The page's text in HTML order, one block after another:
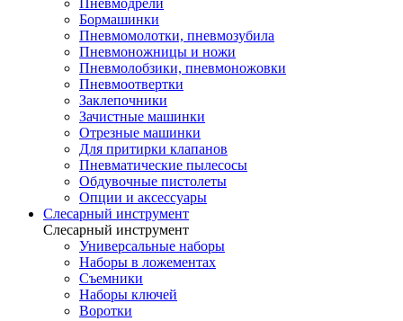
Пневмодрели
Бормашинки
Пневмомолотки, пневмозубила
Пневмоножницы и ножи
Пневмолобзики, пневмоножовки
Пневмоотвертки
Заклепочники
Зачистные машинки
Отрезные машинки
Для притирки клапанов
Пневматические пылесосы
Обдувочные пистолеты
Опции и аксессуары
Слесарный инструмент
Слесарный инструмент
Универсальные наборы
Наборы в ложементах
Съемники
Наборы ключей
Воротки